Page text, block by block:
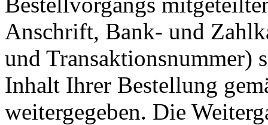
Anschrift, Bank- und
und Transaktionsnummer)
Inhalt Ihrer Bestellung
weitergegeben. Die